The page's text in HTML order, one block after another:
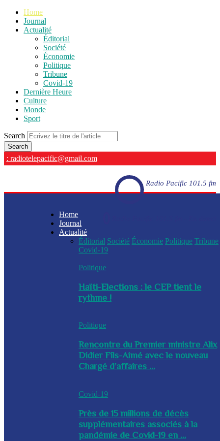
Home
Journal
Actualité
Éditorial
Société
Économie
Politique
Tribune
Covid-19
Dernière Heure
Culture
Monde
Sport
Search
: radiotelepacific@gmail.com
Radio Pacific 101.5 fm
Home
Journal
Actualité
Éditorial Société Économie Politique Tribune
Covid-19
Politique
Haïti-Elections : le CEP tient le
rythme !
Politique
Rencontre du Premier ministre Alix
Didier Fils-Aimé avec le nouveau
Chargé d’affaires ...
Covid-19
Près de 15 millions de décès
supplémentaires associés à la
pandémie de Covid-19 en ...